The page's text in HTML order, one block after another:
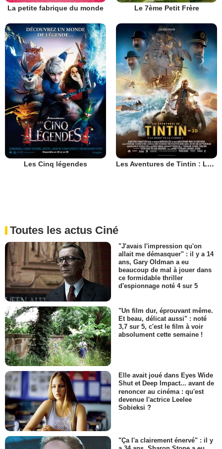
La petite fabrique du monde Le 7ème Petit Frère
Les Cinq légendes Les Aventures de Tintin : Le Secret de la Licorne
Toutes les actus Ciné
"J'avais l'impression qu'on
allait me démasquer" : il y a 14
ans, Gary Oldman a eu
beaucoup de mal à jouer dans
ce formidable thriller
d'espionnage noté 4 sur 5
"Un film dur, éprouvant même.
Et beau, délicat aussi" : noté
3,7 sur 5, c'est le film à voir
absolument cette semaine !
Elle avait joué dans Eyes Wide
Shut et Deep Impact... avant de
renoncer au cinéma : qu'est
devenue l'actrice Leelee
Sobieksi ?
"Ça l'a clairement énervé" : il y